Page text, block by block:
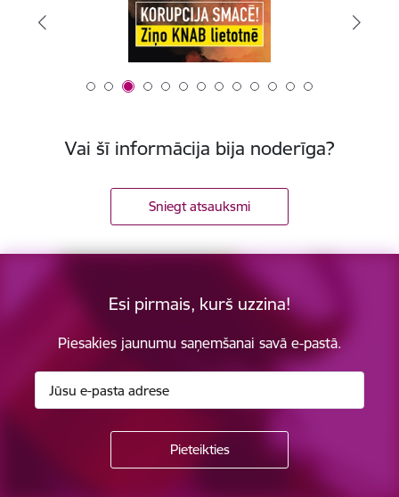
Vai šī informācija bija noderīga?
Sniegt atsauksmi
Esi pirmais, kurš uzzina!
Piesakies jaunumu saņemšanai savā e-pastā.